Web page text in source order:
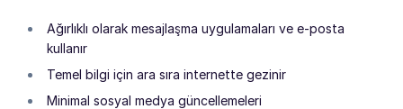
Ağırlıklı olarak mesajlaşma uygulamaları ve e-posta
kullanır
Temel bilgi için ara sıra internette gezinir
Minimal sosyal medya güncellemeleri